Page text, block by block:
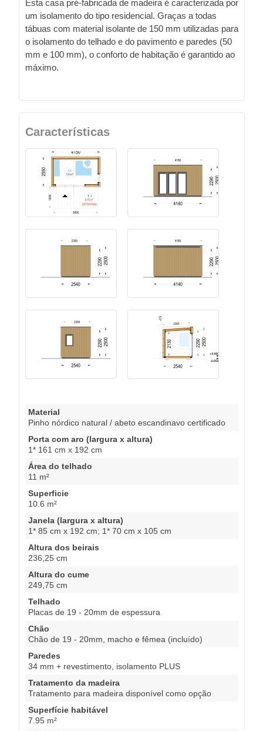
Esta casa pré-fabricada de madeira é caracterizada por
um isolamento do tipo residencial. Graças a todas
tábuas com material isolante de 150 mm utilizadas para
o isolamento do telhado e do pavimento e paredes (50
mm e 100 mm), o conforto de habitação é garantido ao
máximo.
Características
Material
Pinho nórdico natural / abeto escandinavo certificado
Porta com aro (largura x altura)
1* 161 cm x 192 cm
Área do telhado
11 m²
Superficie
10.6 m²
Janela (largura x altura)
1* 85 cm x 192 cm; 1* 70 cm x 105 cm
Altura dos beirais
236,25 cm
Altura do cume
249,75 cm
Telhado
Placas de 19 - 20mm de espessura
Chão
Chão de 19 - 20mm, macho e fêmea (incluído)
Paredes
34 mm + revestimento, isolamento PLUS
Tratamento da madeira
Tratamento para madeira disponível como opção
Superfície habitável
7.95 m²